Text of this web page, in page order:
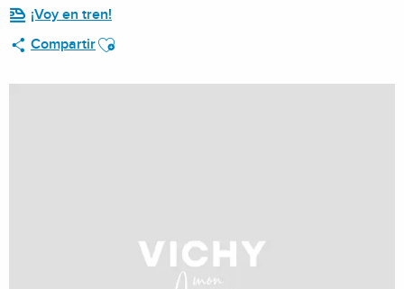
¡Voy en tren!
CompartirAjouter aux favoris